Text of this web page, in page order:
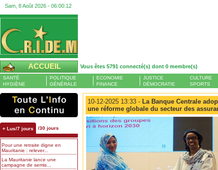
Sam, 8 Août 2026 - 06:00:13
ACCUEIL Vous êtes 5791 connecté(s) dont 0 membre(s)
SANTÉ
HYGIÈNE
POLITIQUE
GÉNÉRALE
ECONOMIE
FINANCE
JUSTICE
DÉMOCRATIE
CULTURE
SPORTS
+ Lus/7 jours /30 jours
Pour une retraite digne en
Mauritanie : relever...
La Mauritanie lance une
campagne de semis...
10-12-2025 13:33 - La Banque Centrale
une réforme globale du secteur des